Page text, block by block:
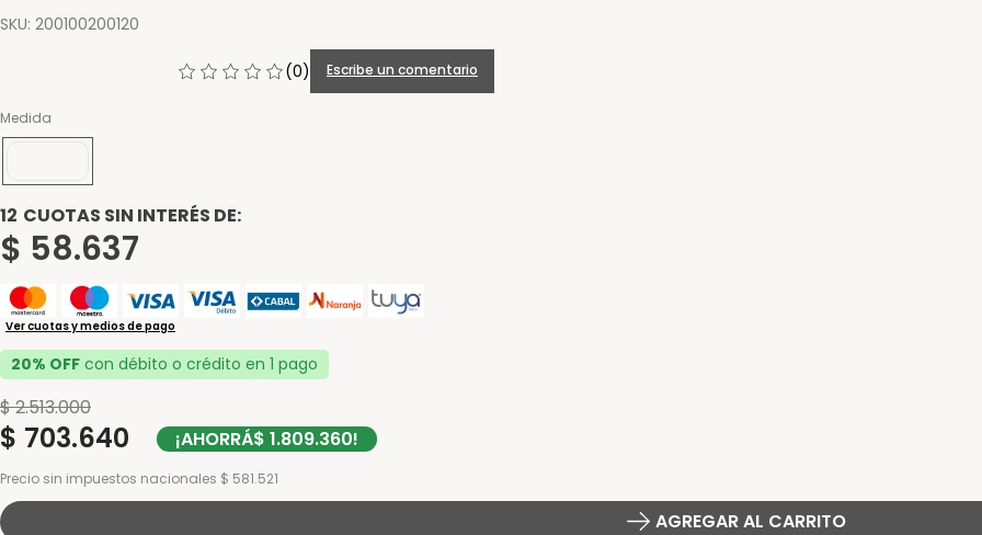
SKU: 200100200120
(0) Escribe un comentario
Medida
12 CUOTAS SIN INTERÉS DE:
$ 58.637
Ver cuotas y medios de pago
20% OFF con débito o crédito en 1 pago
$2.513.000
$ 703.640 ¡AHORRÁ$ 1.809.360!
Precio sin impuestos nacionales $ 581.521
AGREGAR AL CARRITO